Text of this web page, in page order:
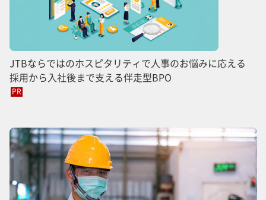
JTBならではのホスピタリティで人事のお悩みに応える
採用から入社後まで支える伴走型BPO
PR